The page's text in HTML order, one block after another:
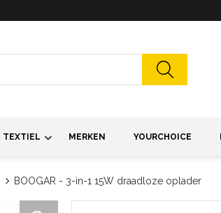
TEXTIEL MERKEN YOURCHOICE
BOOGAR - 3-in-1 15W draadloze oplader